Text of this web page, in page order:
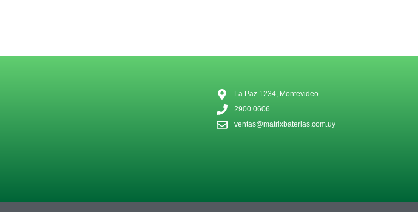
La Paz 1234, Montevideo
2900 0606
ventas@matrixbaterias.com.uy